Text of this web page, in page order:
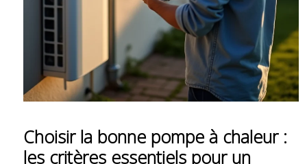
Choisir la bonne pompe à chaleur :
les critères essentiels pour un